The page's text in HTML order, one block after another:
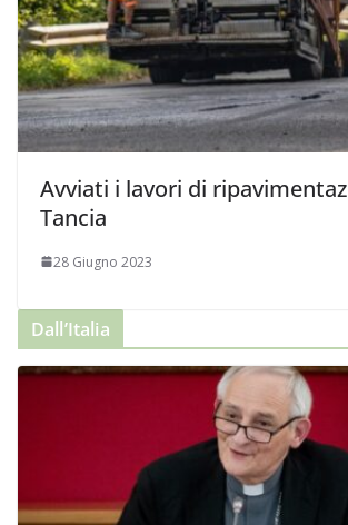
Avviati i lavori di
Tancia
28 Giugno 2023
Dall’Italia